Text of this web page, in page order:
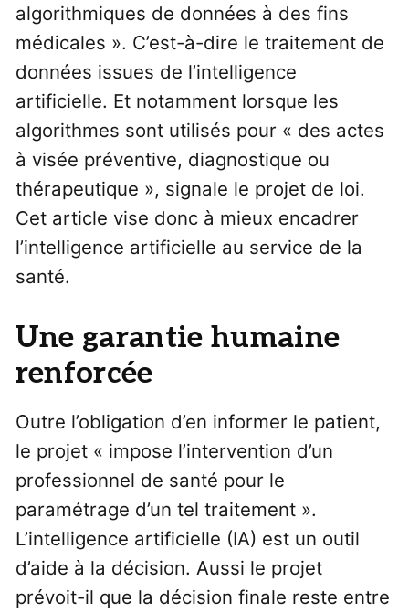
algorithmiques de données à des fins
médicales ». C’est-à-dire le traitement de
données issues de l’intelligence
artificielle. Et notamment lorsque les
algorithmes sont utilisés pour « des actes
à visée préventive, diagnostique ou
thérapeutique », signale le projet de loi.
Cet article vise donc à mieux encadrer
l’intelligence artificielle au service de la
santé.
Une garantie humaine
renforcée
Outre l’obligation d’en informer le patient,
le projet « impose l’intervention d’un
professionnel de santé pour le
paramétrage d’un tel traitement ».
L’intelligence artificielle (IA) est un outil
d’aide à la décision. Aussi le projet
prévoit-il que la décision finale reste entre